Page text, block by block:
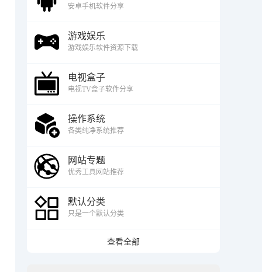
安卓手机软件分享
游戏娱乐
游戏娱乐软件资源下载
电视盒子
电视TV盒子软件分享
操作系统
各类纯净系统推荐
网站专题
优秀工具网站推荐
默认分类
只是一个默认分类
查看全部